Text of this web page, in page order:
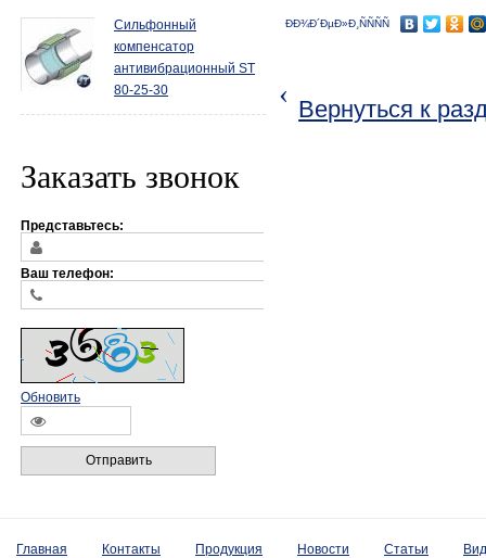
Сильфонный
компенсатор
антивибрационный ST
80-25-30
Заказать звонок
Представьтесь:
Ваш телефон:
Обновить
Отправить
ÐÐ¾Ð´ÐµÐ»Ð¸ÑÑÑÑ
‹ Вернуться к
Главная Контакты Продукция Новости Статьи